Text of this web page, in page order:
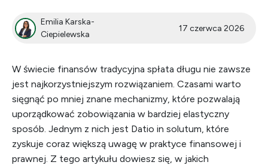
Emilia Karska-
Ciepielewska
17 czerwca 2026
W świecie finansów tradycyjna spłata długu nie zawsze
jest najkorzystniejszym rozwiązaniem. Czasami warto
sięgnąć po mniej znane mechanizmy, które pozwalają
uporządkować zobowiązania w bardziej elastyczny
sposób. Jednym z nich jest Datio in solutum, które
zyskuje coraz większą uwagę w praktyce finansowej i
prawnej. Z tego artykułu dowiesz się, w jakich